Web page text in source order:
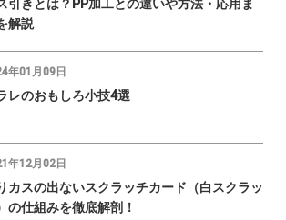
引きとは？PP加工との違いや方法・応用ま
解説
年01月09日
レのおもしろ小技4選
年12月02日
カスの出ないスクラッチカード（白スクラッ
の仕組みを徹底解剖！